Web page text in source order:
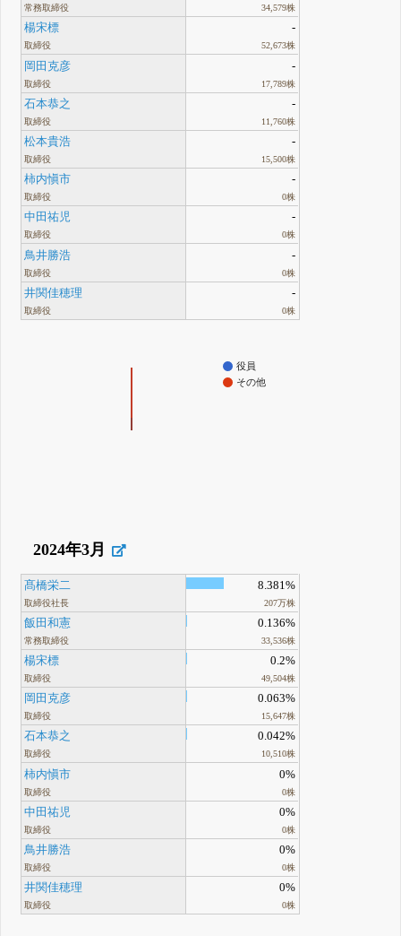
常務取締役 34,579株
楊宋標
取締役
-
52,673株
岡田克彦
取締役
-
17,789株
石本恭之
取締役
-
11,760株
松本貴浩
取締役
-
15,500株
柿内愼市
取締役
-
0株
中田祐児
取締役
-
0株
鳥井勝浩
取締役
-
0株
井関佳穂理
取締役
-
0株
役員
その他
2024年3月
髙橋栄二
取締役社長
8.381%
207万株
飯田和憲
常務取締役
0.136%
33,536株
楊宋標
取締役
0.2%
49,504株
岡田克彦
取締役
0.063%
15,647株
石本恭之
取締役
0.042%
10,510株
柿内愼市
取締役
0%
0株
中田祐児
取締役
0%
0株
鳥井勝浩
取締役
0%
0株
井関佳穂理
取締役
0%
0株